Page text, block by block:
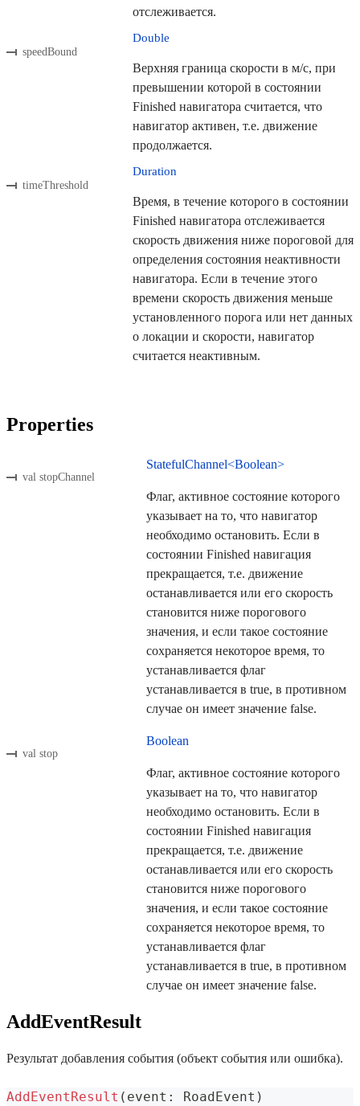
отслеживается.
speedBound
Double
Верхняя граница скорости в м/с, при
превышении которой в состоянии
Finished навигатора считается, что
навигатор активен, т.е. движение
продолжается.
timeThreshold
Duration
Время, в течение которого в состоянии
Finished навигатора отслеживается
скорость движения ниже пороговой для
определения состояния неактивности
навигатора. Если в течение этого
времени скорость движения меньше
установленного порога или нет данных
о локации и скорости, навигатор
считается неактивным.
Properties
val stopChannel
StatefulChannel<Boolean>
Флаг, активное состояние которого
указывает на то, что навигатор
необходимо остановить. Если в
состоянии Finished навигация
прекращается, т.е. движение
останавливается или его скорость
становится ниже порогового
значения, и если такое состояние
сохраняется некоторое время, то
устанавливается флаг
устанавливается в true, в противном
случае он имеет значение false.
val stop
Boolean
Флаг, активное состояние которого
указывает на то, что навигатор
необходимо остановить. Если в
состоянии Finished навигация
прекращается, т.е. движение
останавливается или его скорость
становится ниже порогового
значения, и если такое состояние
сохраняется некоторое время, то
устанавливается флаг
устанавливается в true, в противном
случае он имеет значение false.
AddEventResult
Результат добавления события (объект события или ошибка).
AddEventResult ( event : RoadEvent )